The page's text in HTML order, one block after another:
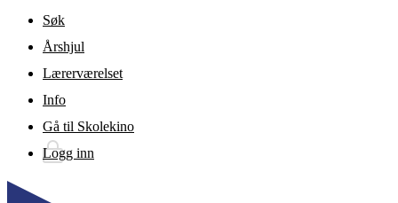
Gå til hovedinnhold
Søk
Årshjul
Lærerværelset
Info
Gå til Skolekino
Logg inn